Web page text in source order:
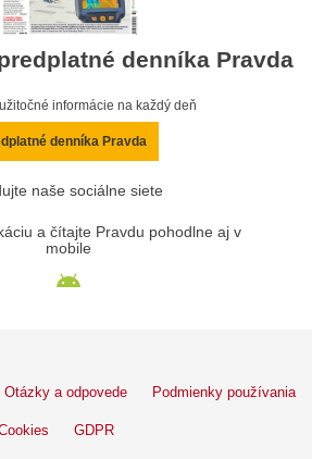
denníka Pravda
informácie na každý deň
denníka Pravda
naše sociálne siete
a čítajte Pravdu pohodlne aj v
mobile
Otázky a odpovede Podmienky používania
GDPR